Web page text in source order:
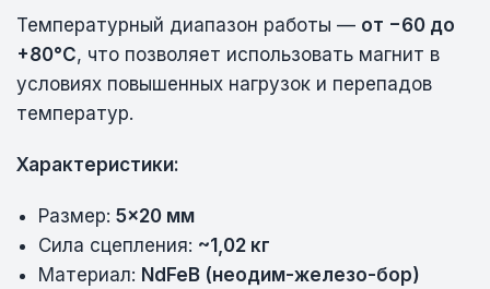
Температурный диапазон работы — от −60 до
+80°C, что позволяет использовать магнит в
условиях повышенных нагрузок и перепадов
температур.
Характеристики:
Размер: 5×20 мм
Сила сцепления: ~1,02 кг
Материал: NdFeB (неодим-железо-бор)